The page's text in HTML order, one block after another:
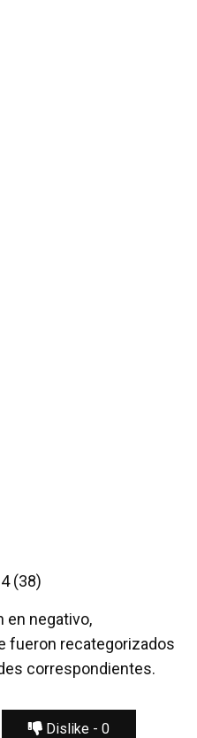
(38)
en negativo,
fueron recategorizados
correspondientes.
Dislike - 0